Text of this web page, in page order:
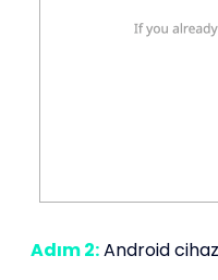
Adım 2:Android